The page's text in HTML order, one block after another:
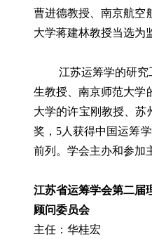
曹进德教授、南京航空
大学蒋建林教授当选为
江苏运筹学的研究工
生教授、南京师范大学
大学的许宝刚教授、苏
奖，5人获得中国运筹
前列。学会主办和参加
江苏省运筹学会第二届
顾问委员会
主任：华桂宏